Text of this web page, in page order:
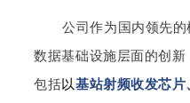
公司作为国内领先
数据基础设施层面的创新
包括以基站射频收发芯片